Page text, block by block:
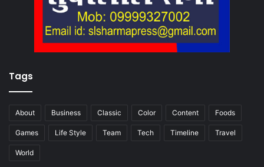
Tags
About Business Classic Color Content Foods
Games Life Style Team Tech Timeline Travel
World